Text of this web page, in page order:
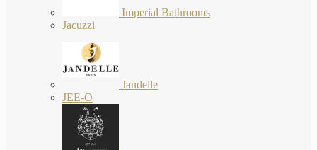
Imperial Bathrooms
Jacuzzi
Jandelle
JEE-O